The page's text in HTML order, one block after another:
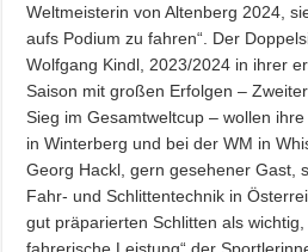
Weltmeisterin von Altenberg 2024,
aufs Podium zu fahren“. Der
Wolfgang Kindl, 2023/2024 in ihrer
Saison mit großen Erfolgen –
Sieg im Gesamtweltcup – wollen
in Winterberg und bei der WM in
Georg Hackl, gern gesehener Gast,
Fahr- und Schlittentechnik in
gut präparierten Schlitten als
fahrerische Leistung“ der